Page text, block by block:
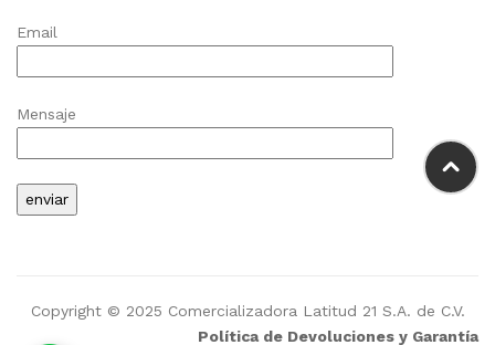
Email
Mensaje
Copyright © 2025 Comercializadora Latitud 21 S.A. de C.V.
Política de Devoluciones y Garantía